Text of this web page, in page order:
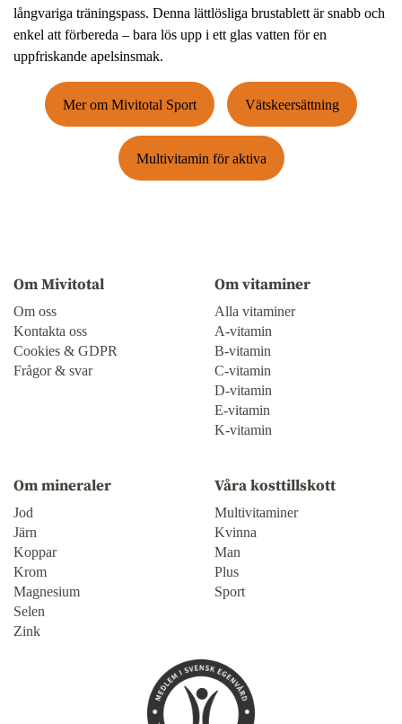
långvariga träningspass. Denna lättlösliga brustablett är snabb och
enkel att förbereda – bara lös upp i ett glas vatten för en
uppfriskande apelsinsmak.
Mer om Mivitotal Sport Vätskeersättning
Multivitamin för aktiva
Om Mivitotal
Om oss
Kontakta oss
Cookies & GDPR
Frågor & svar
Om vitaminer
Alla vitaminer
A-vitamin
B-vitamin
C-vitamin
D-vitamin
E-vitamin
K-vitamin
Om mineraler
Jod
Järn
Koppar
Krom
Magnesium
Selen
Zink
Våra kosttillskott
Multivitaminer
Kvinna
Man
Plus
Sport